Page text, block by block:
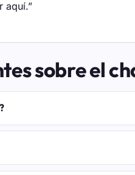
aquí.”
sobre el